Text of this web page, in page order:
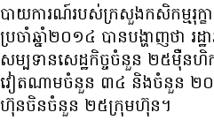
បាយការណ៍​របស់​​ក្រសួង​កសិកម្ម​រុក្ខ
ប្រចាំ​ឆ្នាំ​២០១៤ បាន​បង្ហាញ​ថា រដ្
សម្បទាន​សេដ្ឋកិច្ច​​ចំនួន ២៥​ម៉ឺន​
វៀតណាម​ចំនួន ៣៤ និង​ចំនួន ២
ហ៊ុន​ចិន​ចំនួន ២៥​ក្រុមហ៊ុន។